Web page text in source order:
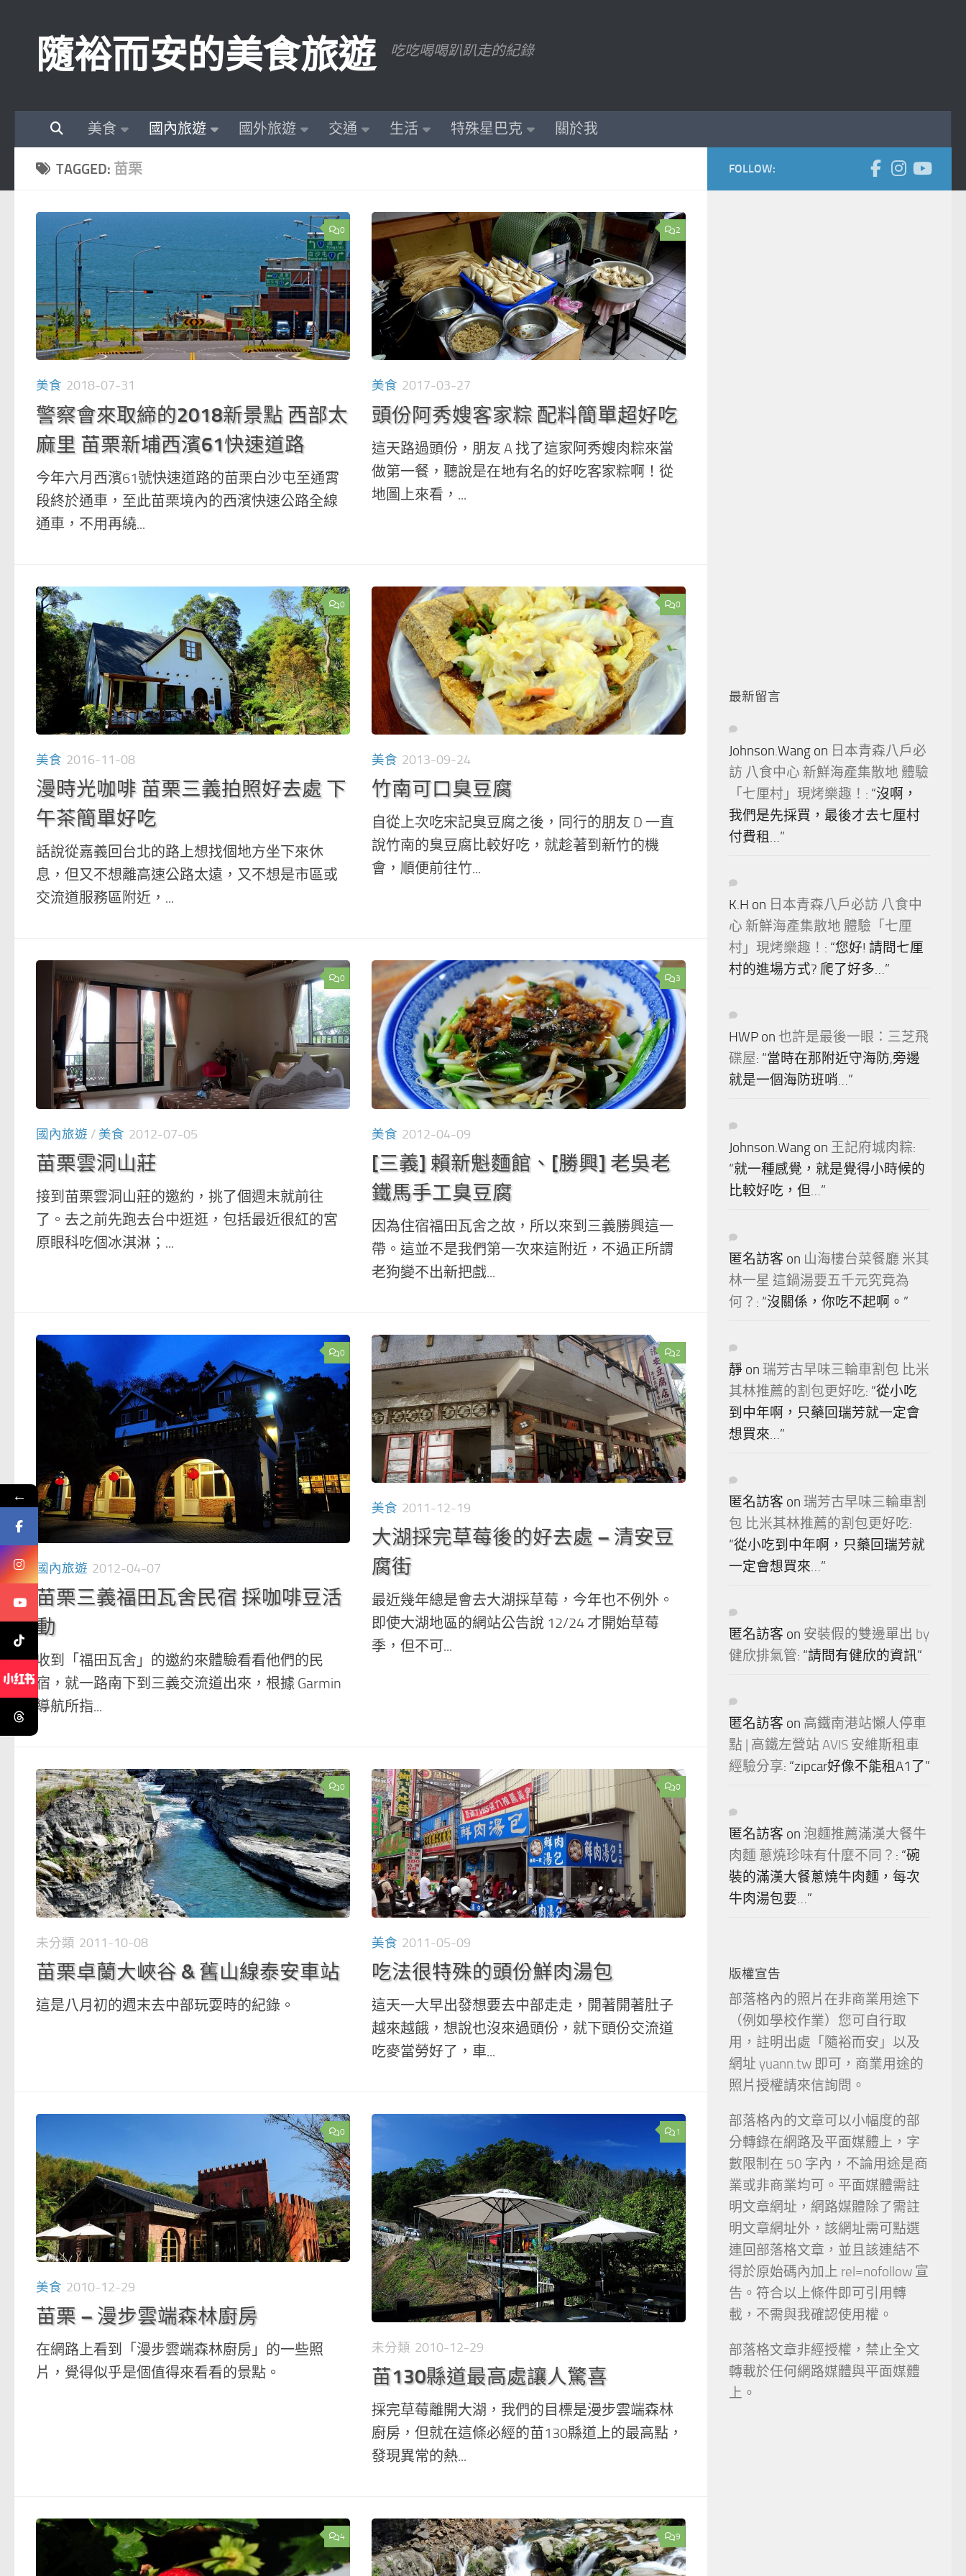
隨裕而安的美食旅遊 吃吃喝喝趴趴走的紀錄
美食 國內旅遊 國外旅遊 交通 生活 特殊星巴克 關於我
TAGGED: 苗栗
0
美食 2018-07-31
警察會來取締的2018新景點 西部太
麻里 苗栗新埔西濱61快速道路
今年六月西濱61號快速道路的苗栗白沙屯至通霄
段終於通車，至此苗栗境內的西濱快速公路全線
通車，不用再繞...
2
美食 2017-03-27
頭份阿秀嫂客家粽 配料簡單超好吃
這天路過頭份，朋友 A 找了這家阿秀嫂肉粽來當
做第一餐，聽說是在地有名的好吃客家粽啊！從
地圖上來看，...
0
美食 2016-11-08
漫時光咖啡 苗栗三義拍照好去處 下
午茶簡單好吃
話說從嘉義回台北的路上想找個地方坐下來休
息，但又不想離高速公路太遠，又不想是市區或
交流道服務區附近，...
0
美食 2013-09-24
竹南可口臭豆腐
自從上次吃宋記臭豆腐之後，同行的朋友 D 一直
說竹南的臭豆腐比較好吃，就趁著到新竹的機
會，順便前往竹...
0
國內旅遊 / 美食 2012-07-05
苗栗雲洞山莊
接到苗栗雲洞山莊的邀約，挑了個週末就前往
了。去之前先跑去台中逛逛，包括最近很紅的宮
原眼科吃個冰淇淋；...
3
美食 2012-04-09
[三義] 賴新魁麵館、[勝興] 老吳老
鐵馬手工臭豆腐
因為住宿福田瓦舍之故，所以來到三義勝興這一
帶。這並不是我們第一次來這附近，不過正所謂
老狗變不出新把戲...
0
國內旅遊 2012-04-07
苗栗三義福田瓦舍民宿 採咖啡豆活
動
收到「福田瓦舍」的邀約來體驗看看他們的民
宿，就一路南下到三義交流道出來，根據 Garmin
導航所指...
2
美食 2011-12-19
大湖採完草莓後的好去處 – 清安豆
腐街
最近幾年總是會去大湖採草莓，今年也不例外。
即使大湖地區的網站公告說 12/24 才開始草莓
季，但不可...
0
未分類 2011-10-08
苗栗卓蘭大峽谷 & 舊山線泰安車站
這是八月初的週末去中部玩耍時的紀錄。
0
美食 2011-05-09
吃法很特殊的頭份鮮肉湯包
這天一大早出發想要去中部走走，開著開著肚子
越來越餓，想說也沒來過頭份，就下頭份交流道
吃麥當勞好了，車...
0
美食 2010-12-29
苗栗 – 漫步雲端森林廚房
在網路上看到「漫步雲端森林廚房」的一些照
片，覺得似乎是個值得來看看的景點。
1
未分類 2010-12-29
苗130縣道最高處讓人驚喜
採完草莓離開大湖，我們的目標是漫步雲端森林
廚房，但就在這條必經的苗130縣道上的最高點，
發現異常的熱...
4 9
FOLLOW:
最新留言
Johnson.Wang on 日本青森八戶必
訪 八食中心 新鮮海產集散地 體驗
「七厘村」現烤樂趣！ : “沒啊，
我們是先採買，最後才去七厘村
付費租…”
K.H on 日本青森八戶必訪 八食中
心 新鮮海產集散地 體驗「七厘
村」現烤樂趣！ : “您好! 請問七厘
村的進場方式? 爬了好多…”
HWP on 也許是最後一眼：三芝飛
碟屋: “當時在那附近守海防,旁邊
就是一個海防班哨…”
Johnson.Wang on 王記府城肉粽:
“就一種感覺，就是覺得小時候的
比較好吃，但…”
匿名訪客 on 山海樓台菜餐廳 米其
林一星 這鍋湯要五千元究竟為
何？ : “沒關係，你吃不起啊。 ”
靜 on 瑞芳古早味三輪車割包 比米
其林推薦的割包更好吃: “從小吃
到中年啊，只藥回瑞芳就一定會
想買來…”
匿名訪客 on 瑞芳古早味三輪車割
包 比米其林推薦的割包更好吃:
“從小吃到中年啊，只藥回瑞芳就
一定會想買來…”
匿名訪客 on 安裝假的雙邊單出 by
健欣排氣管: “請問有健欣的資訊”
匿名訪客 on 高鐵南港站懶人停車
點 | 高鐵左營站 AVIS 安維斯租車
經驗分享: “zipcar好像不能租A1了”
匿名訪客 on 泡麵推薦滿漢大餐牛
肉麵 蔥燒珍味有什麼不同？ : “碗
裝的滿漢大餐蔥燒牛肉麵，每次
牛肉湯包要…”
版權宣告
部落格內的照片在非商業用途下
（例如學校作業）您可自行取
用，註明出處「隨裕而安」以及
網址 yuann.tw 即可，商業用途的
照片授權請來信詢問。
部落格內的文章可以小幅度的部
分轉錄在網路及平面媒體上，字
數限制在 50 字內，不論用途是商
業或非商業均可。平面媒體需註
明文章網址，網路媒體除了需註
明文章網址外，該網址需可點選
連回部落格文章，並且該連結不
得於原始碼內加上 rel=nofollow 宣
告。符合以上條件即可引用轉
載，不需與我確認使用權。
部落格文章非經授權，禁止全文
轉載於任何網路媒體與平面媒體
上。
←